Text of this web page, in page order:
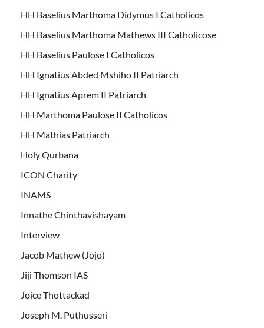
HH Baselius Marthoma Didymus I Catholicos
HH Baselius Marthoma Mathews III Catholicose
HH Baselius Paulose I Catholicos
HH Ignatius Abded Mshiho II Patriarch
HH Ignatius Aprem II Patriarch
HH Marthoma Paulose II Catholicos
HH Mathias Patriarch
Holy Qurbana
ICON Charity
INAMS
Innathe Chinthavishayam
Interview
Jacob Mathew (Jojo)
Jiji Thomson IAS
Joice Thottackad
Joseph M. Puthusseri